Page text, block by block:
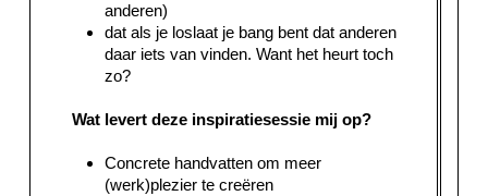
anderen)
dat als je loslaat je bang bent dat anderen
daar iets van vinden. Want het heurt toch
zo?
Wat levert deze inspiratiesessie mij op?
Concrete handvatten om meer
(werk)plezier te creëren